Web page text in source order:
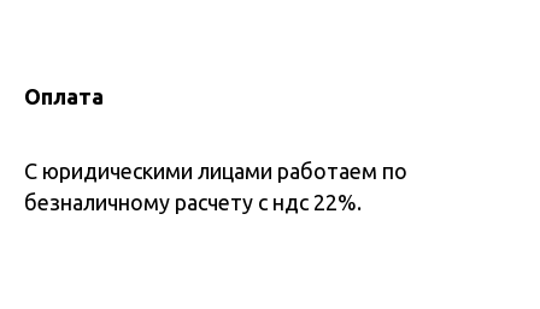
Оплата
С юридическими лицами работаем по
безналичному расчету с ндс 22%.